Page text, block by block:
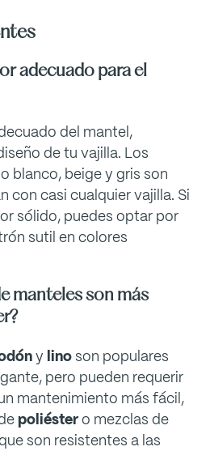
adecuado para el
del mantel,
de tu vajilla. Los
blanco, beige y gris son
con casi cualquier vajilla. Si
sólido, puedes optar por
sutil en colores
manteles son más
y lino son populares
pero pueden requerir
mantenimiento más fácil,
poliéstero mezclas de
son resistentes a las